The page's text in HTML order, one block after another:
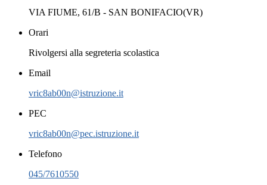
VIA FIUME, 61/B - SAN BONIFACIO(VR)
Orari
Rivolgersi alla segreteria scolastica
Email
vric8ab00n@istruzione.it
PEC
vric8ab00n@pec.istruzione.it
Telefono
045/7610550